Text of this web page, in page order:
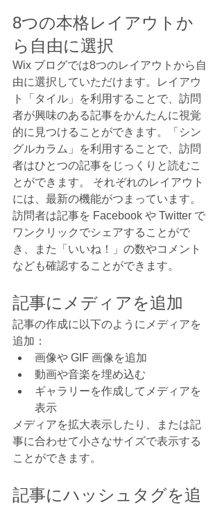
8つの本格レイアウトか
ら自由に選択
Wix ブログでは8つのレイアウトから自
由に選択していただけます。レイアウ
ト「タイル」を利用することで、訪問
者が興味のある記事をかんたんに視覚
的に見つけることができます。「シン
グルカラム」を利用することで、訪問
者はひとつの記事をじっくりと読むこ
とができます。 それぞれのレイアウト
には、最新の機能がつまっています。
訪問者は記事を Facebook や Twitter で
ワンクリックでシェアすることがで
き、また「いいね！」の数やコメント
なども確認することができます。
記事にメディアを追加
記事の作成に以下のようにメディアを
追加：
画像や GIF 画像を追加
動画や音楽を埋め込む
ギャラリーを作成してメディアを
表示
メディアを拡大表示したり、または記
事に合わせて小さなサイズで表示する
ことができます。
記事にハッシュタグを追